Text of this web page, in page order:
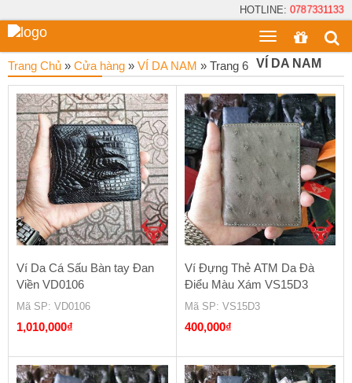
HOTLINE: 0787331133
Toggle
menu
Trang Chủ » Cửa hàng » VÍ DA NAM » Trang 6 VÍ DA NAM
Ví Da Cá Sấu Bàn tay Đan
Viền VD0106
Mã SP: VD0106
1,010,000₫
Ví Đựng Thẻ ATM Da Đà
Điểu Màu Xám VS15D3
Mã SP: VS15D3
400,000₫